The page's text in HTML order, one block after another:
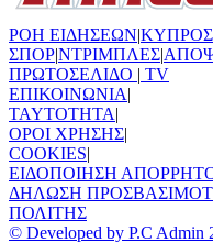
ΡΟΗ ΕΙΔΗΣΕΩΝ|ΚΥΠΡΟΣ
ΣΠΟΡ|ΝΤΡΙΜΠΛΕΣ|
ΠΡΩΤΟΣΕΛΙΔΟ | TV
ΕΠΙΚΟΙΝΩΝΙΑ|
TAYTOTHTA|
ΟΡΟΙ ΧΡΗΣΗΣ|
COOKIES|
ΕΙΔΟΠΟΙΗΣΗ
ΔΗΛΩΣΗ
ΠΟΛΙΤΗΣ
© Developed by P.C Admin